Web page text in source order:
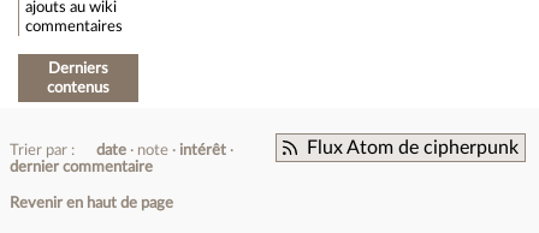
ajouts au wiki
commentaires
Derniers
contenus
Flux Atom de cipherpunk
Trier par : date note
intérêt
dernier commentaire
Revenir en haut de page